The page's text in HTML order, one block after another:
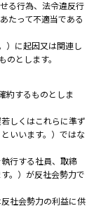
る行為、法令違反行
たって不適当である
）に起因又は関連し
とします。
約するものとしま
しくはこれらに準ず
いいます。）ではな
行する社員、取締
。）が反社会勢力で
社会勢力の利益に供